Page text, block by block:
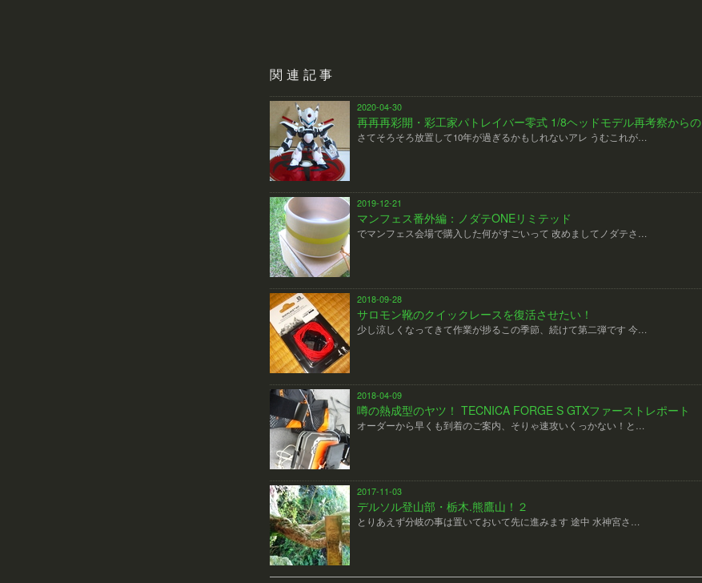
関連記事
2020-04-30
再再再彩開・彩工家パトレイバー零式 1/8ヘッドモデル再考察からの
さてそろそろ放置して10年が過ぎるかもしれないアレ うむこれが…
2019-12-21
マンフェス番外編：ノダテONEリミテッド
でマンフェス会場で購入した何がすごいって 改めましてノダテさ…
2018-09-28
サロモン靴のクイックレースを復活させたい！
少し涼しくなってきて作業が捗るこの季節、続けて第二弾です 今…
2018-04-09
噂の熱成型のヤツ！ TECNICA FORGE S GTXファーストレポート
オーダーから早くも到着のご案内、そりゃ速攻いくっかない！と…
2017-11-03
デルソル登山部・栃木.熊鷹山！２
とりあえず分岐の事は置いておいて先に進みます 途中 水神宮さ…